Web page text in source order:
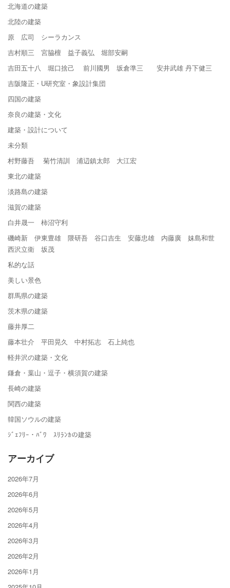
北海道の建築
北陸の建築
原 広司 シーラカンス
吉村順三 宮脇檀 益子義弘 堀部安嗣
吉田五十八 堀口捨己 前川國男 坂倉準三 安井武雄 丹下健三
吉阪隆正・U研究室・象設計集団
四国の建築
奈良の建築・文化
建築・設計について
未分類
村野藤吾 菊竹清訓 浦辺鎮太郎 大江宏
東北の建築
淡路島の建築
滋賀の建築
白井晟一 柿沼守利
磯崎新 伊東豊雄 隈研吾 谷口吉生 安藤忠雄 内藤廣 妹島和世
西沢立衛 坂茂
私的な話
美しい景色
群馬県の建築
茨木県の建築
藤井厚二
藤本壮介 平田晃久 中村拓志 石上純也
軽井沢の建築・文化
鎌倉・葉山・逗子・横須賀の建築
長崎の建築
関西の建築
韓国ソウルの建築
ｼﾞｪﾌﾘｰ・ﾊﾞﾜ ｽﾘﾗﾝｶの建築
アーカイブ
2026年7月
2026年6月
2026年5月
2026年4月
2026年3月
2026年2月
2026年1月